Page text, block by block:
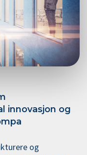
innovasjon og
og